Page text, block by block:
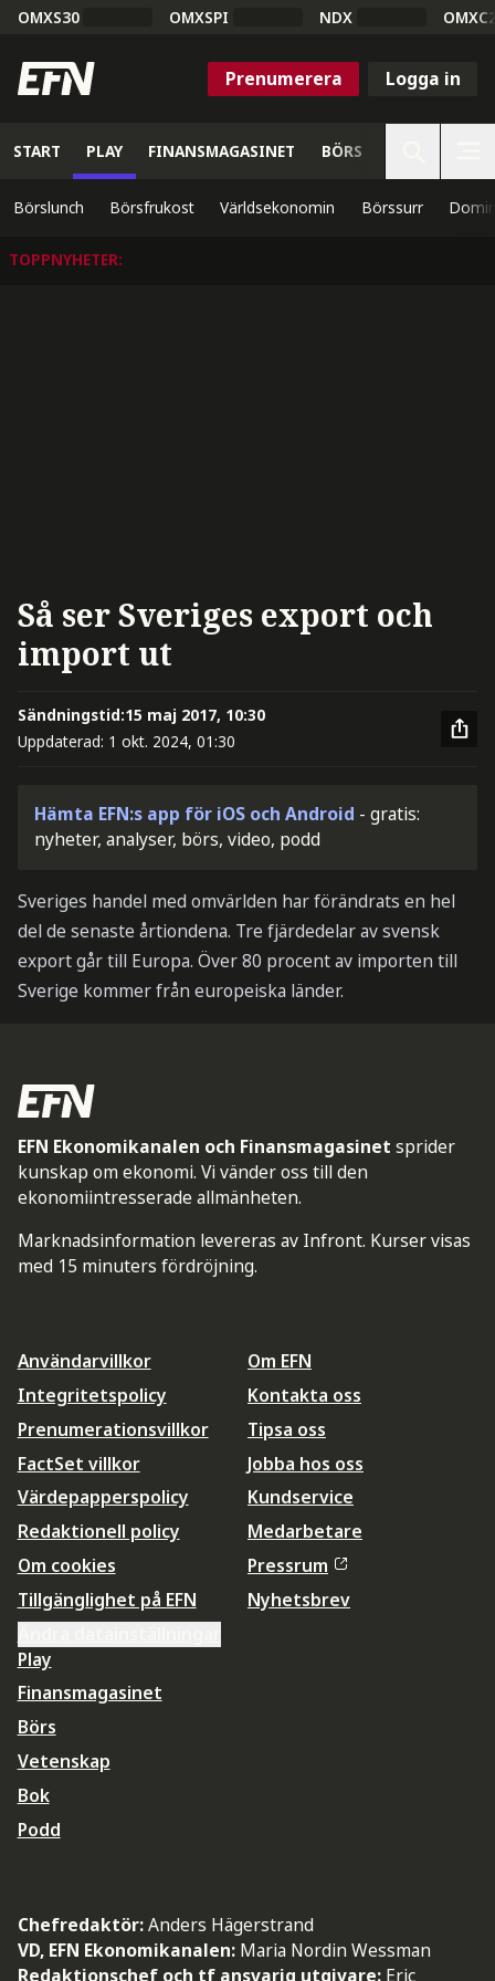
OMXS30 OMXSPI NDX
Prenumerera Logga in
START PLAY FINANSMAGASINET BÖRS
Börslunch Börsfrukost Världsekonomin Börssurr
TOPPNYHETER:
Så ser Sveriges export och
import ut
Sändningstid:15 maj 2017, 10:30
Uppdaterad: 1 okt. 2024, 01:30
Hämta EFN:s app för iOS och Android - gratis:
nyheter, analyser, börs, video, podd
Sveriges handel med omvärlden har förändrats en hel
del de senaste årtiondena. Tre fjärdedelar av svensk
export går till Europa. Över 80 procent av importen till
Sverige kommer från europeiska länder.
EFN Ekonomikanalen och Finansmagasinet sprider
kunskap om ekonomi. Vi vänder oss till den
ekonomiintresserade allmänheten.
Marknadsinformation levereras av Infront. Kurser visas
med 15 minuters fördröjning.
Användarvillkor
Integritetspolicy
Prenumerationsvillkor
FactSet villkor
Värdepapperspolicy
Redaktionell policy
Om cookies
Tillgänglighet på EFN
Om EFN
Kontakta oss
Tipsa oss
Jobba hos oss
Kundservice
Medarbetare
Pressrum
Nyhetsbrev
Play
Finansmagasinet
Börs
Vetenskap
Bok
Podd
Chefredaktör:Anders Hägerstrand
VD, EFN Ekonomikanalen: Maria Nordin Wessman
Redaktionschef och tf ansvarig utgivare: Eric